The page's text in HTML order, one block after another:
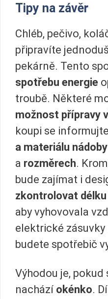
Tipy na závěr
Chléb, pečivo,
připravíte
pekárně. Tento
spotřebu energie
troubě. Některé
možnost přípravy
koupi se
a materiálu nádoby
a rozměrech.
bude zajímat i
zkontrolovat
aby vyhovovala
elektrické zásuvky
budete spotřebič
Výhodou je, pokud
nachází okénko.